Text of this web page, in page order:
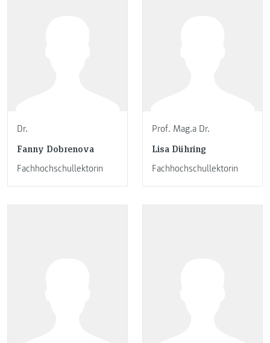
Dr.
Fanny Dobrenova
Fachhochschullektorin
Prof. Mag.a Dr.
Lisa Dühring
Fachhochschullektorin